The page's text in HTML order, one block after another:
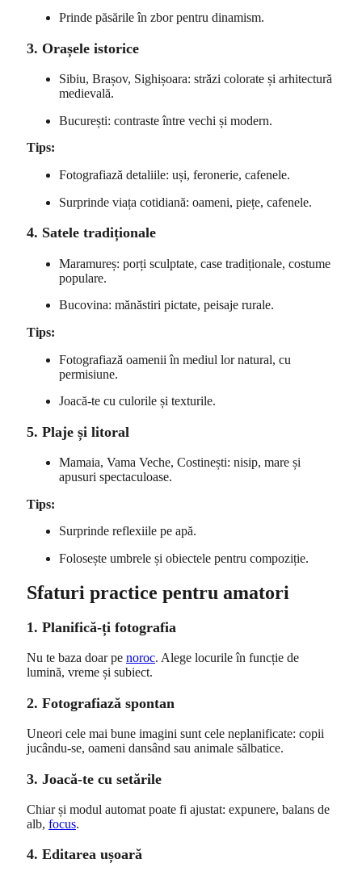
Prinde păsările în zbor pentru dinamism.
3. Orașele istorice
Sibiu, Brașov, Sighișoara: străzi colorate și arhitectură
medievală.
București: contraste între vechi și modern.
Tips:
Fotografiază detaliile: uși, feronerie, cafenele.
Surprinde viața cotidiană: oameni, piețe, cafenele.
4. Satele tradiționale
Maramureș: porți sculptate, case tradiționale, costume
populare.
Bucovina: mănăstiri pictate, peisaje rurale.
Tips:
Fotografiază oamenii în mediul lor natural, cu
permisiune.
Joacă-te cu culorile și texturile.
5. Plaje și litoral
Mamaia, Vama Veche, Costinești: nisip, mare și
apusuri spectaculoase.
Tips:
Surprinde reflexiile pe apă.
Folosește umbrele și obiectele pentru compoziție.
Sfaturi practice pentru amatori
1. Planifică-ți fotografia
Nu te baza doar pe noroc. Alege locurile în funcție de
lumină, vreme și subiect.
2. Fotografiază spontan
Uneori cele mai bune imagini sunt cele neplanificate: copii
jucându-se, oameni dansând sau animale sălbatice.
3. Joacă-te cu setările
Chiar și modul automat poate fi ajustat: expunere, balans de
alb, focus.
4. Editarea ușoară